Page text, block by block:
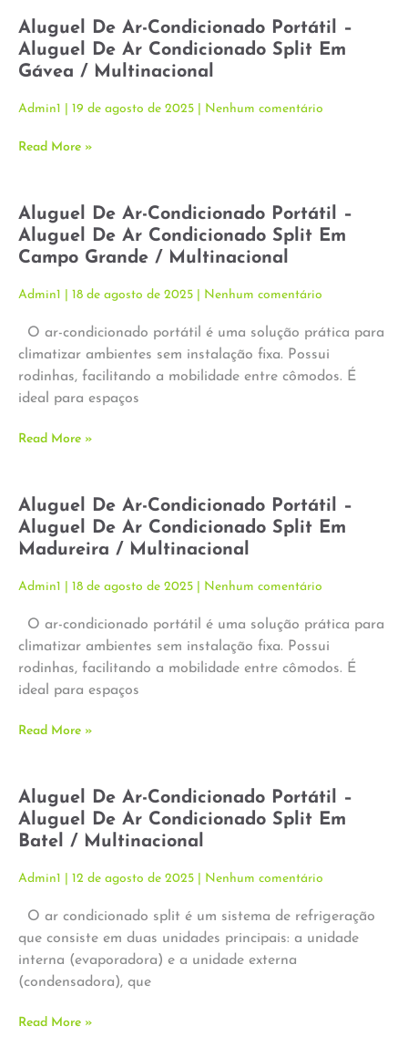
Aluguel De Ar-Condicionado Portátil –
Aluguel De Ar Condicionado Split Em
Gávea / Multinacional
Admin1 19 de agosto de 2025 Nenhum comentário
Read More »
Aluguel De Ar-Condicionado Portátil –
Aluguel De Ar Condicionado Split Em
Campo Grande / Multinacional
Admin1 18 de agosto de 2025 Nenhum comentário
O ar-condicionado portátil é uma solução prática para
climatizar ambientes sem instalação fixa. Possui
rodinhas, facilitando a mobilidade entre cômodos. É
ideal para espaços
Read More »
Aluguel De Ar-Condicionado Portátil –
Aluguel De Ar Condicionado Split Em
Madureira / Multinacional
Admin1 18 de agosto de 2025 Nenhum comentário
O ar-condicionado portátil é uma solução prática para
climatizar ambientes sem instalação fixa. Possui
rodinhas, facilitando a mobilidade entre cômodos. É
ideal para espaços
Read More »
Aluguel De Ar-Condicionado Portátil –
Aluguel De Ar Condicionado Split Em
Batel / Multinacional
Admin1 12 de agosto de 2025 Nenhum comentário
O ar condicionado split é um sistema de refrigeração
que consiste em duas unidades principais: a unidade
interna (evaporadora) e a unidade externa
(condensadora), que
Read More »